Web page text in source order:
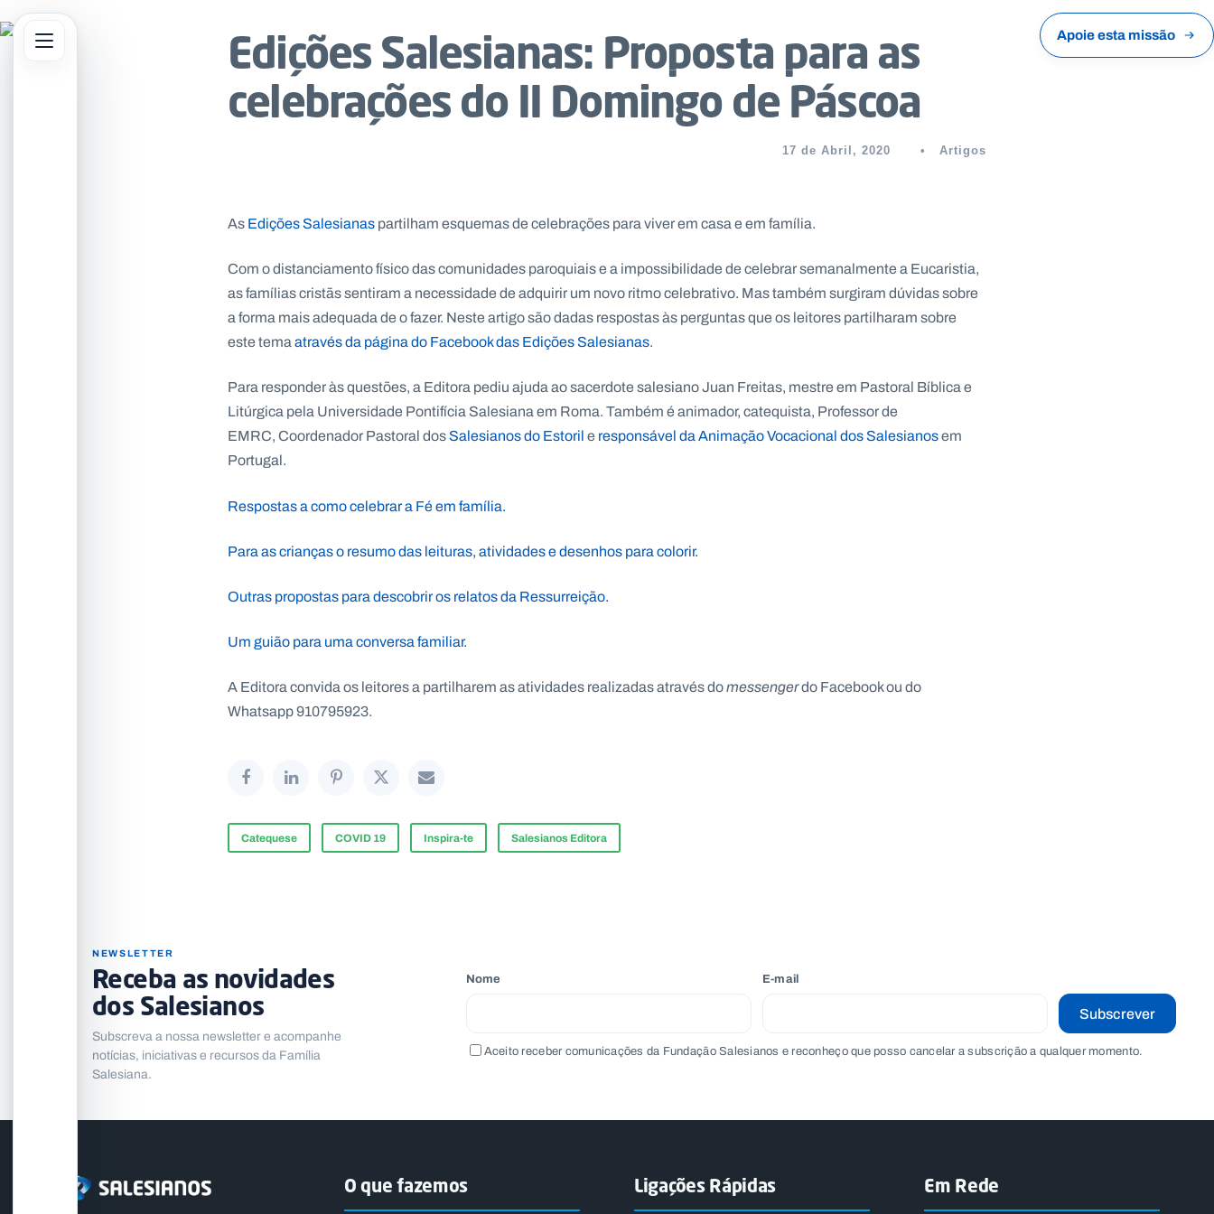
Apoie esta missão
17 de Abril, 2020 • Artigos
Edições Salesianas: Proposta para as
celebrações do II Domingo de Páscoa
AsEdições Salesianaspartilham esquemas de celebrações para viver em casa e em família.
Com o distanciamento físico das comunidades paroquiais e a impossibilidade de celebrar semanalmente a Eucaristia,
as famílias cristãs sentiram a necessidade de adquirir um novo ritmo celebrativo. Mas também surgiram dúvidas sobre
a forma mais adequada de o fazer. Neste artigo são dadas respostas às perguntas que os leitores partilharam sobre
este temaatravés da página do Facebook das Edições Salesianas.
Para responder às questões, a Editora pediu ajuda ao sacerdote salesiano Juan Freitas, mestre em Pastoral Bíblica e
Litúrgica pela Universidade Pontifícia Salesiana em Roma. Também é animador, catequista, Professor de
EMRC, Coordenador Pastoral dosSalesianos do Estorile responsável da Animação Vocacional dos Salesianosem
Portugal.
Respostas a como celebrar a Fé em família.
Para as crianças o resumo das leituras, atividades e desenhos para colorir.
Outras propostas para descobrir os relatos da Ressurreição.
Um guião para uma conversa familiar.
A Editora convida os leitores a partilharem as atividades realizadas através domessengerdo Facebook ou do
Whatsapp 910795923.
Catequese COVID 19 Inspira-te Salesianos Editora
NEWSLETTER
Receba as novidades
dos Salesianos
Subscreva a nossa newsletter e acompanhe
notícias, iniciativas e recursos da Família
Salesiana.
Nome E-mail
Aceito receber comunicações da Fundação Salesianos e reconheço que posso cancelar a subscrição a qualquer momento.
Subscrever
O que fazemos Ligações Rápidas Em Rede
Abrir menu principal